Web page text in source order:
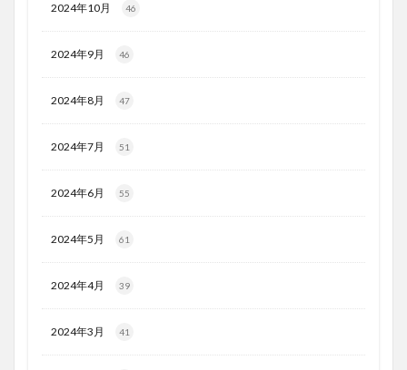
2024年10月 46
2024年9月 46
2024年8月 47
2024年7月 51
2024年6月 55
2024年5月 61
2024年4月 39
2024年3月 41